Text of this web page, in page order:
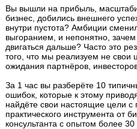
Вы вышли на прибыль,
бизнес, добились внешнего
внутри пустота? Амбиции
выгоранием, и непонятно, зачем
двигаться дальше? Часто это
того, что мы реализуем не свои
ожидания партнёров,
За 1 час вы разберёте 10
ошибок, которые к этому
найдёте свои настоящие цели
практического инструмента от
консультанта с опытом более 30